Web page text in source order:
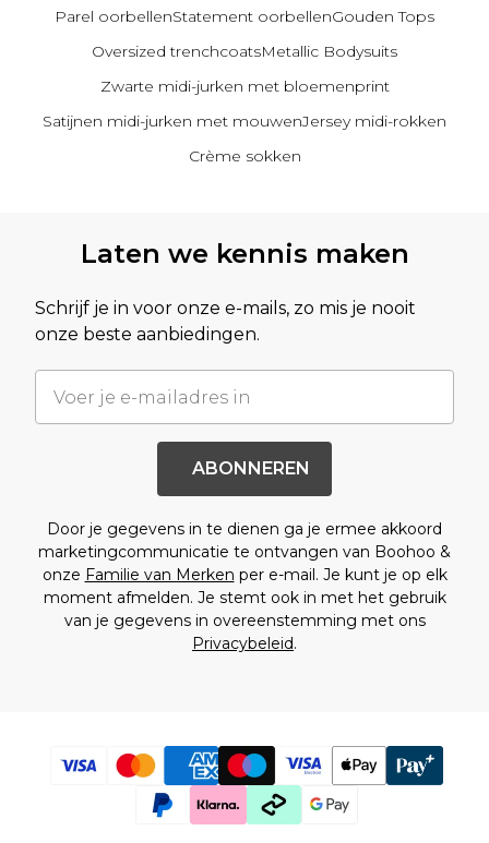
Parel oorbellenStatement oorbellenGouden Tops
Oversized trenchcoatsMetallic Bodysuits
Zwarte midi-jurken met bloemenprint
Satijnen midi-jurken met mouwenJersey midi-rokken
Crème sokken
Laten we kennis maken
Schrijf je in voor onze e-mails, zo mis je nooit
onze beste aanbiedingen.
ABONNEREN
Door je gegevens in te dienen ga je ermee akkoord
marketingcommunicatie te ontvangen van Boohoo &
onze Familie van Merken per e-mail. Je kunt je op elk
moment afmelden. Je stemt ook in met het gebruik
van je gegevens in overeenstemming met ons
Privacybeleid.